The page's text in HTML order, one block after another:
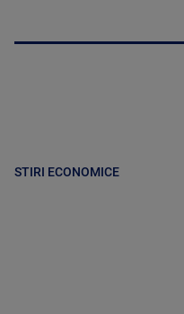
STIRI ECONOMICE